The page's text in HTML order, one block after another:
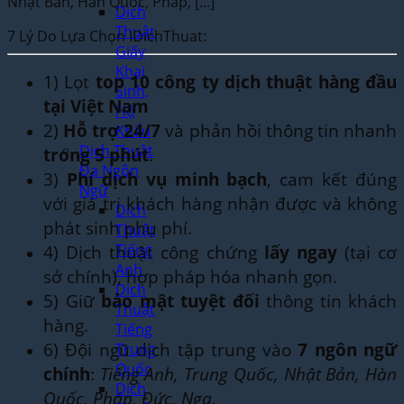
Dịch
Thuật
Giấy
Khai
Sinh,
Hộ
Khẩu
Dịch Thuật
Đa Ngôn
Ngữ
Dịch
Thuật
Tiếng
Anh
Dịch
Thuật
Tiếng
Trung
Quốc
Dịch
7 Lý Do Lựa Chọn IDichThuat:
1) Lọt top 10 công ty dịch thuật hàng đầu
tại Việt Nam
2) Hỗ trợ 24/7 và phản hồi thông tin nhanh
trong 5 phút.
3) Phí dịch vụ minh bạch, cam kết đúng
với giá trị khách hàng nhận được và không
phát sinh phụ phí.
4) Dịch thuật công chứng lấy ngay(tại cơ
sở chính), hợp pháp hóa nhanh gọn.
5) Giữbảo mật tuyệt đối thông tin khách
hàng.
6) Đội ngũ dịch tập trung vào7 ngôn ngữ
chính: Tiếng Anh, Trung Quốc, Nhật Bản, Hàn
Quốc, Pháp, Đức, Nga.